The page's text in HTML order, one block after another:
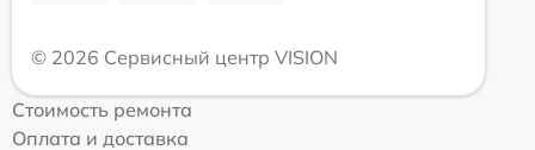
© 2026 Сервисный центр VISION
Стоимость ремонта
Оплата и доставка